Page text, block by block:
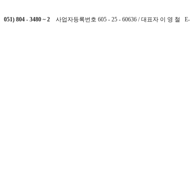
051) 804 - 3480 ~ 2 사업자등록번호 605 - 25 - 60636 / 대표자 이 영 철